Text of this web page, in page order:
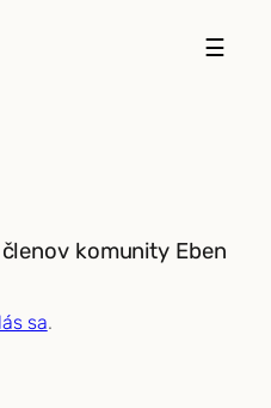
☰
komunity Eben
sa.